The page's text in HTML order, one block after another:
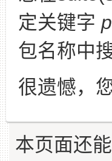
定关键字
包名称中
很遗憾，
本页面还